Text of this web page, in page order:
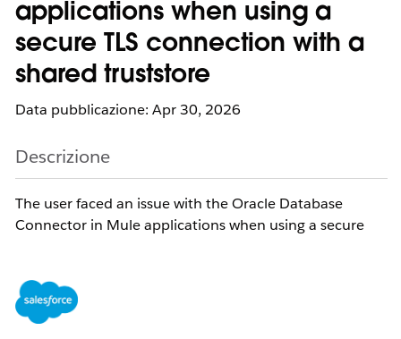
applications when using a
secure TLS connection with a
shared truststore
Data pubblicazione: Apr 30, 2026
Descrizione
The user faced an issue with the Oracle Database
Connector in Mule applications when using a secure
NoSuchFileException and ORA-17958 errors.